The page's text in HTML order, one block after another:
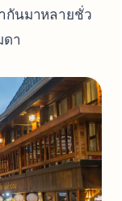
กันมาหลายชั่ว
า